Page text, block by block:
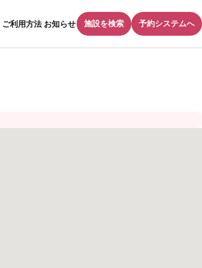
ご利用方法 お知らせ 施設を検索 予約システムへ